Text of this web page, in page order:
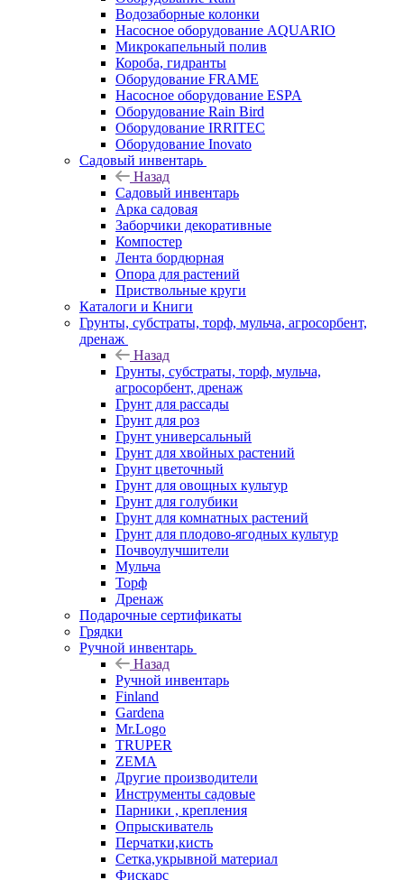
Водозаборные колонки
Насосное оборудование AQUARIO
Микрокапельный полив
Короба, гидранты
Оборудование FRAME
Насосное оборудование ESPA
Оборудование Rain Bird
Оборудование IRRITEC
Оборудование Inovato
Садовый инвентарь
Назад
Садовый инвентарь
Арка садовая
Заборчики декоративные
Компостер
Лента бордюрная
Опора для растений
Приствольные круги
Каталоги и Книги
Грунты, субстраты, торф, мульча, агросорбент,
дренаж
Назад
Грунты, субстраты, торф, мульча,
агросорбент, дренаж
Грунт для рассады
Грунт для роз
Грунт универсальный
Грунт для хвойных растений
Грунт цветочный
Грунт для овощных культур
Грунт для голубики
Грунт для комнатных растений
Грунт для плодово-ягодных культур
Почвоулучшители
Мульча
Торф
Дренаж
Подарочные сертификаты
Грядки
Ручной инвентарь
Назад
Ручной инвентарь
Finland
Gardena
Mr.Logo
TRUPER
ZEMA
Другие производители
Инструменты садовые
Парники , крепления
Опрыскиватель
Перчатки,кисть
Сетка,укрывной материал
Фискарс